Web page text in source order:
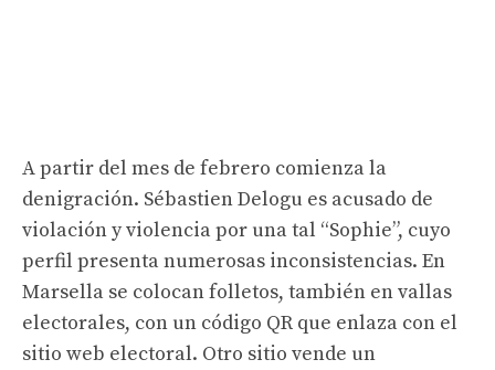
A partir del mes de febrero comienza la
denigración. Sébastien Delogu es acusado de
violación y violencia por una tal “Sophie”, cuyo
perfil presenta numerosas inconsistencias. En
Marsella se colocan folletos, también en vallas
electorales, con un código QR que enlaza con el
sitio web electoral. Otro sitio vende un